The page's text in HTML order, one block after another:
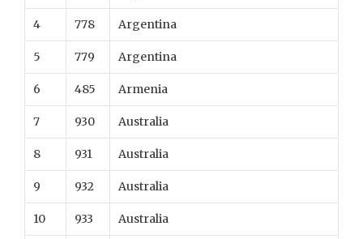
4 778 Argentina
5 779 Argentina
6 485 Armenia
7 930 Australia
8 931 Australia
9 932 Australia
10 933 Australia